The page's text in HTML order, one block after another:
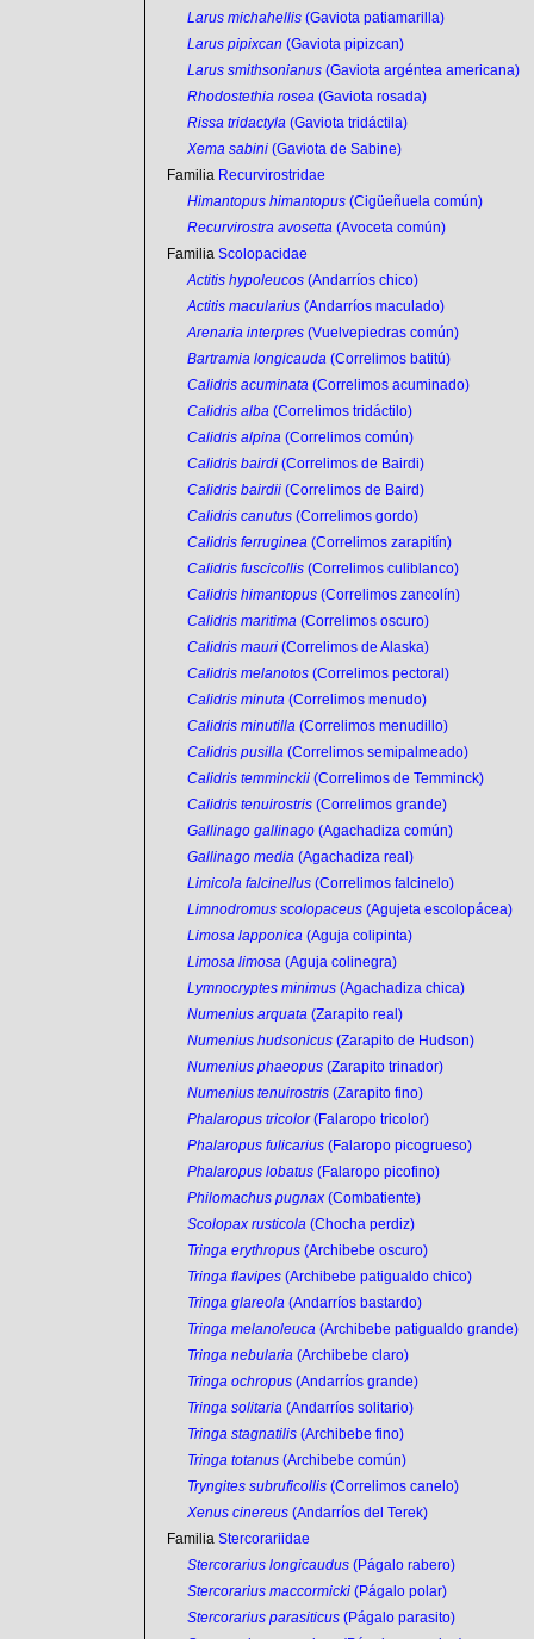
Larus michahellis (Gaviota patiamarilla)
Larus pipixcan (Gaviota pipizcan)
Larus smithsonianus (Gaviota argéntea americana)
Rhodostethia rosea (Gaviota rosada)
Rissa tridactyla (Gaviota tridáctila)
Xema sabini (Gaviota de Sabine)
Familia Recurvirostridae
Himantopus himantopus (Cigüeñuela común)
Recurvirostra avosetta (Avoceta común)
Familia Scolopacidae
Actitis hypoleucos (Andarríos chico)
Actitis macularius (Andarríos maculado)
Arenaria interpres (Vuelvepiedras común)
Bartramia longicauda (Correlimos batitú)
Calidris acuminata (Correlimos acuminado)
Calidris alba (Correlimos tridáctilo)
Calidris alpina (Correlimos común)
Calidris bairdi (Correlimos de Bairdi)
Calidris bairdii (Correlimos de Baird)
Calidris canutus (Correlimos gordo)
Calidris ferruginea (Correlimos zarapitín)
Calidris fuscicollis (Correlimos culiblanco)
Calidris himantopus (Correlimos zancolín)
Calidris maritima (Correlimos oscuro)
Calidris mauri (Correlimos de Alaska)
Calidris melanotos (Correlimos pectoral)
Calidris minuta (Correlimos menudo)
Calidris minutilla (Correlimos menudillo)
Calidris pusilla (Correlimos semipalmeado)
Calidris temminckii (Correlimos de Temminck)
Calidris tenuirostris (Correlimos grande)
Gallinago gallinago (Agachadiza común)
Gallinago media (Agachadiza real)
Limicola falcinellus (Correlimos falcinelo)
Limnodromus scolopaceus (Agujeta escolopácea)
Limosa lapponica (Aguja colipinta)
Limosa limosa (Aguja colinegra)
Lymnocryptes minimus (Agachadiza chica)
Numenius arquata (Zarapito real)
Numenius hudsonicus (Zarapito de Hudson)
Numenius phaeopus (Zarapito trinador)
Numenius tenuirostris (Zarapito fino)
Phalaropus tricolor(Falaropo tricolor)
Phalaropus fulicarius (Falaropo picogrueso)
Phalaropus lobatus (Falaropo picofino)
Philomachus pugnax (Combatiente)
Scolopax rusticola (Chocha perdiz)
Tringa erythropus (Archibebe oscuro)
Tringa flavipes (Archibebe patigualdo chico)
Tringa glareola (Andarríos bastardo)
Tringa melanoleuca (Archibebe patigualdo grande)
Tringa nebularia (Archibebe claro)
Tringa ochropus (Andarríos grande)
Tringa solitaria (Andarríos solitario)
Tringa stagnatilis (Archibebe fino)
Tringa totanus (Archibebe común)
Tryngites subruficollis (Correlimos canelo)
Xenus cinereus (Andarríos del Terek)
Familia Stercorariidae
Stercorarius longicaudus (Págalo rabero)
Stercorarius maccormicki (Págalo polar)
Stercorarius parasiticus (Págalo parasito)